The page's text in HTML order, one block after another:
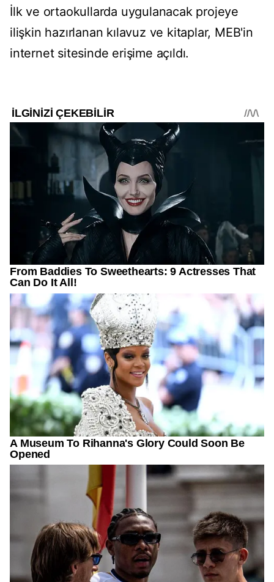
İlk ve ortaokullarda uygulanacak projeye
ilişkin hazırlanan kılavuz ve kitaplar, MEB'in
internet sitesinde erişime açıldı.